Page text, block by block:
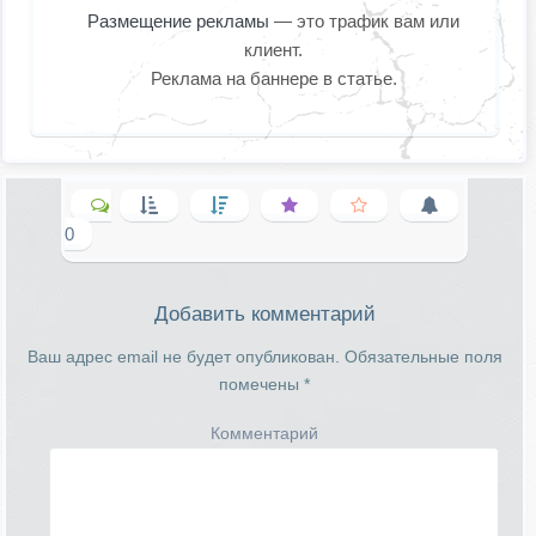
Размещение рекламы — это трафик вам или
клиент.
Реклама на баннере в статье.
0
Добавить комментарий
Ваш адрес email не будет опубликован. Обязательные поля
помечены *
Комментарий